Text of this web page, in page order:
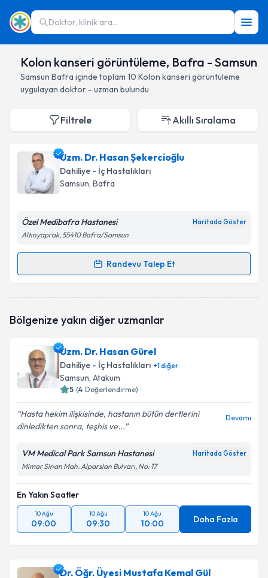
Doktor, klinik ara...
Kolon kanseri görüntüleme, Bafra - Samsun
Samsun Bafra içinde toplam 10 Kolon kanseri görüntüleme
uygulayan doktor - uzman bulundu
Filtrele Akıllı Sıralama
Uzm. Dr. Hasan Şekercioğlu
Dahiliye - İç Hastalıkları
Samsun, Bafra
Özel Medibafra Hastanesi Haritada Göster
Altınyaprak, 55410 Bafra/Samsun
Randevu Talep Et
Randevu Takvimi Talebi
talebi oluşturun. Size bu uzmandan randevu almanız
bilgilendireceğiz.
E-posta Adresiniz
Kişisel verilerimin işlenmesine ilişkin
kapsamda işlenmesini kabul ediyorum.
Bölgenize yakın diğer uzmanlar
Uzm. Dr. Hasan Gürel
Dahiliye - İç Hastalıkları +1diğer
Samsun, Atakum
5 (4 Değerlendirme)
Hasta hekim ilişkisinde, hastanın bütün dertlerini
dinledikten sonra, teşhis ve...
Devamı
VM Medical Park Samsun Hastanesi Haritada Göster
Mimar Sinan Mah. Alparslan Bulvarı, No: 17
En Yakın Saatler
10 Ağu
09:00
10 Ağu
09:30
10 Ağu
10:00 Daha Fazla
Dr. Öğr. Üyesi Mustafa Kemal Gül